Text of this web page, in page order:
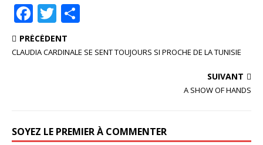
F
a
c
o
T
w
it ta
PRÉCÉDENT
CLAUDIA CARDINALE SE SENT TOUJOURS SI PROCHE DE LA TUNISIE
SUIVANT
A SHOW OF HANDS
SOYEZ LE PREMIER À COMMENTER